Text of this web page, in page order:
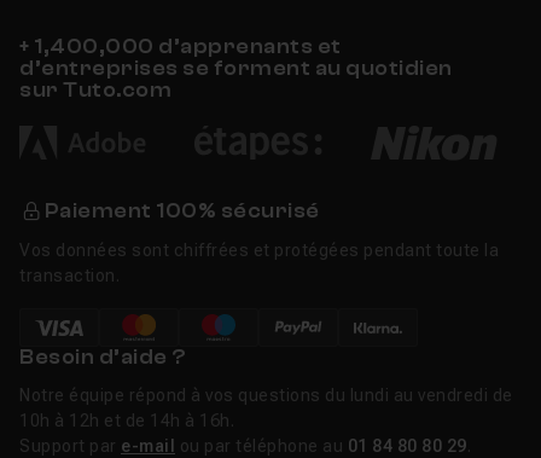
+ 1,400,000 d’apprenants et
d’entreprises se forment au quotidien
sur Tuto.com
Paiement 100% sécurisé
Vos données sont chiffrées et protégées pendant toute la
transaction.
Besoin d’aide ?
Notre équipe répond à vos questions du lundi au vendredi de
10h à 12h et de 14h à 16h.
Support par e-mail ou par téléphone au 01 84 80 80 29